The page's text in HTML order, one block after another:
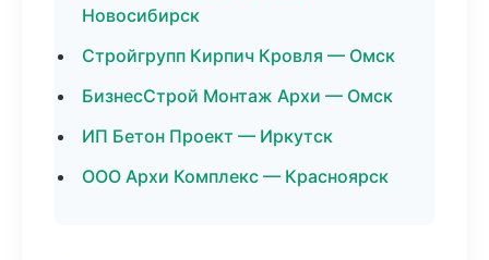
Новосибирск
Стройгрупп Кирпич Кровля — Омск
БизнесСтрой Монтаж Архи — Омск
ИП Бетон Проект — Иркутск
ООО Архи Комплекс — Красноярск